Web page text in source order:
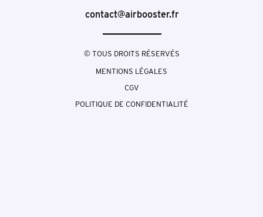
contact@airbooster.fr
© TOUS DROITS RÉSERVÉS
MENTIONS LÉGALES
CGV
POLITIQUE DE CONFIDENTIALITÉ